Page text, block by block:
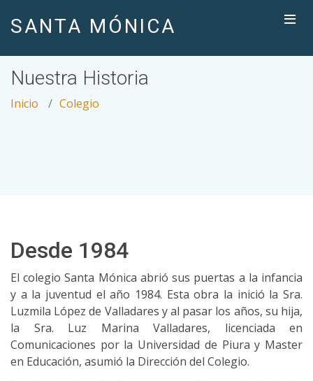
SANTA MÓNICA
Nuestra Historia
Inicio Colegio
Desde 1984
El colegio Santa Mónica abrió sus puertas a la infancia
y a la juventud el año 1984. Esta obra la inició la Sra.
Luzmila López de Valladares y al pasar los años, su hija,
la Sra. Luz Marina Valladares, licenciada en
Comunicaciones por la Universidad de Piura y Master
en Educación, asumió la Dirección del Colegio.